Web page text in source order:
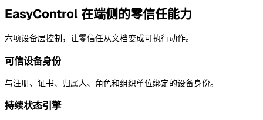
EasyControl 在端侧的零信任能力
六项设备层控制，让零信任从文档变成可执行动作。
可信设备身份
与注册、证书、归属人、角色和组织单位绑定的设备身份。
持续状态引擎